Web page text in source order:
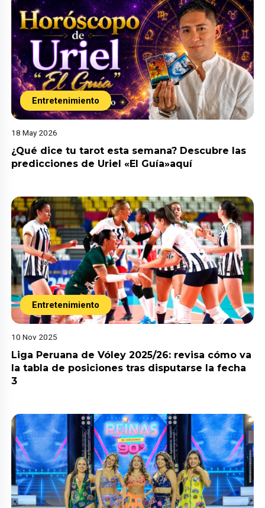
Entretenimiento
18 May 2026
¿Qué dice tu tarot esta semana? Descubre las
predicciones de Uriel «El Guía»aquí
Entretenimiento
10 Nov 2025
Liga Peruana de Vóley 2025/26: revisa cómo va
la tabla de posiciones tras disputarse la fecha
3